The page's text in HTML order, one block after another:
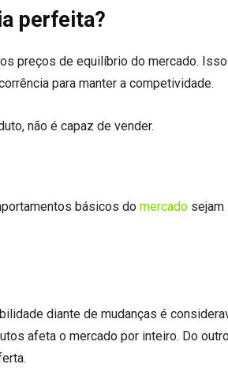
perfeita?
preços de equilíbrio do mercado. Isso
para manter a competividade.
não é capaz de vender.
básicos do mercado sejam
diante de mudanças é
afeta o mercado por inteiro. Do